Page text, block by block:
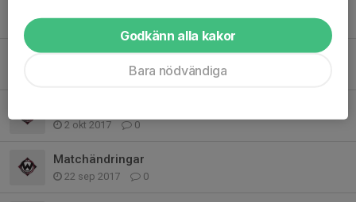
27 nov 2017 0
Tennishallen
0
2 okt 2017 0
Matchändringar
22 sep 2017 0
Godkänn alla kakor
Bara nödvändiga